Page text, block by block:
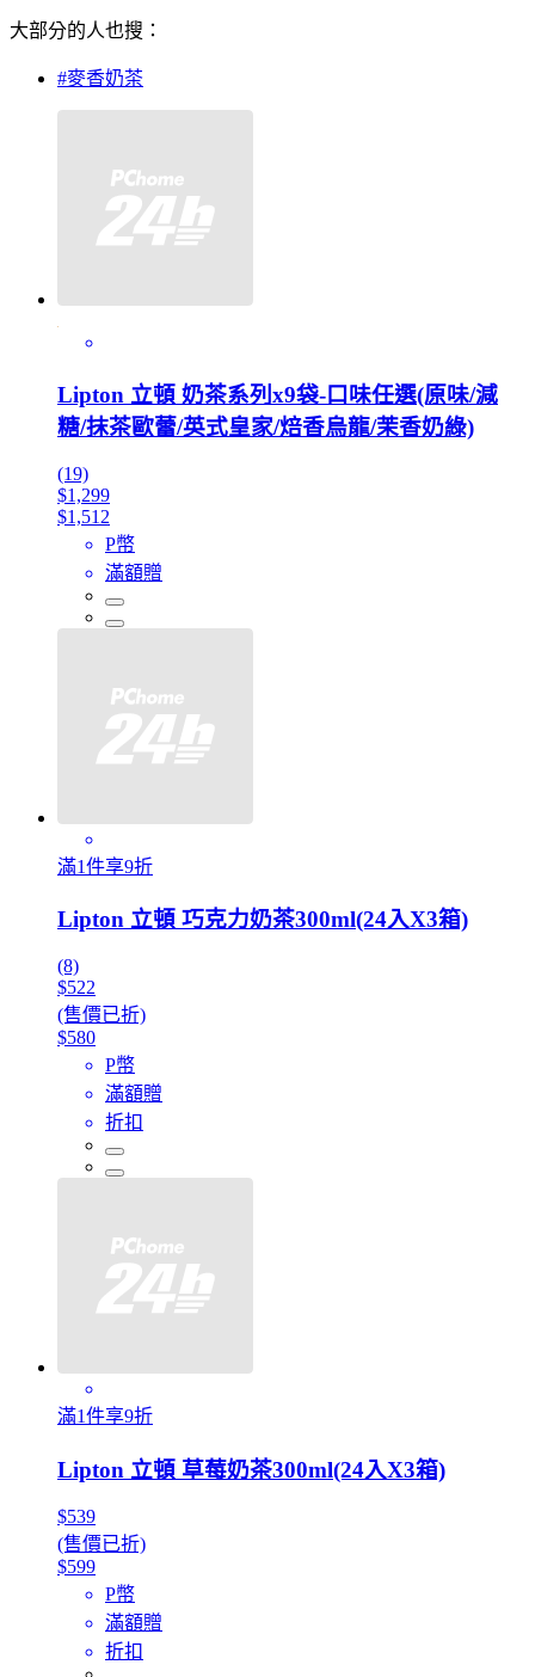
大部分的人也搜：
#麥香奶茶
Lipton 立頓 奶茶系列x9袋-口味任選(原味/減
糖/抹茶歐蕾/英式皇家/焙香烏龍/茉香奶綠)
(19)
$1,299
$1,512
P幣
滿額贈
滿1件享9折
Lipton 立頓 巧克力奶茶300ml(24入X3箱)
(8)
$522
(售價已折)
$580
P幣
滿額贈
折扣
滿1件享9折
Lipton 立頓 草莓奶茶300ml(24入X3箱)
$539
(售價已折)
$599
P幣
滿額贈
折扣